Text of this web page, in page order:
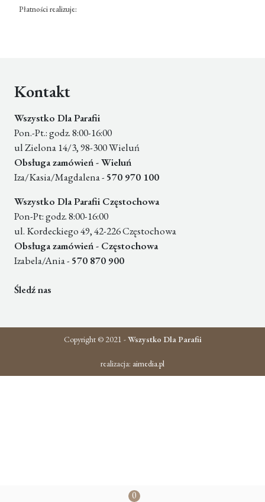
0
Płatności realizuje:
Kontakt
Wszystko Dla Parafii
Pon.-Pt.: godz. 8:00-16:00
ul Zielona 14/3, 98-300 Wieluń
Obsługa zamówień - Wieluń
Iza/Kasia/Magdalena - 570 970 100
Wszystko Dla Parafii Częstochowa
Pon-Pt: godz. 8:00-16:00
ul. Kordeckiego 49, 42-226 Częstochowa
Obsługa zamówień - Częstochowa
Izabela/Ania - 570 870 900
Śledź nas
Copyright © 2021 -Wszystko Dla Parafii
realizacja: aimedia.pl